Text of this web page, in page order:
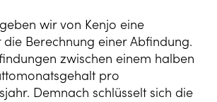
wir von Kenjo eine
die Berechnung einer Abfindung.
zwischen einem halben
pro
Demnach schlüsselt sich die